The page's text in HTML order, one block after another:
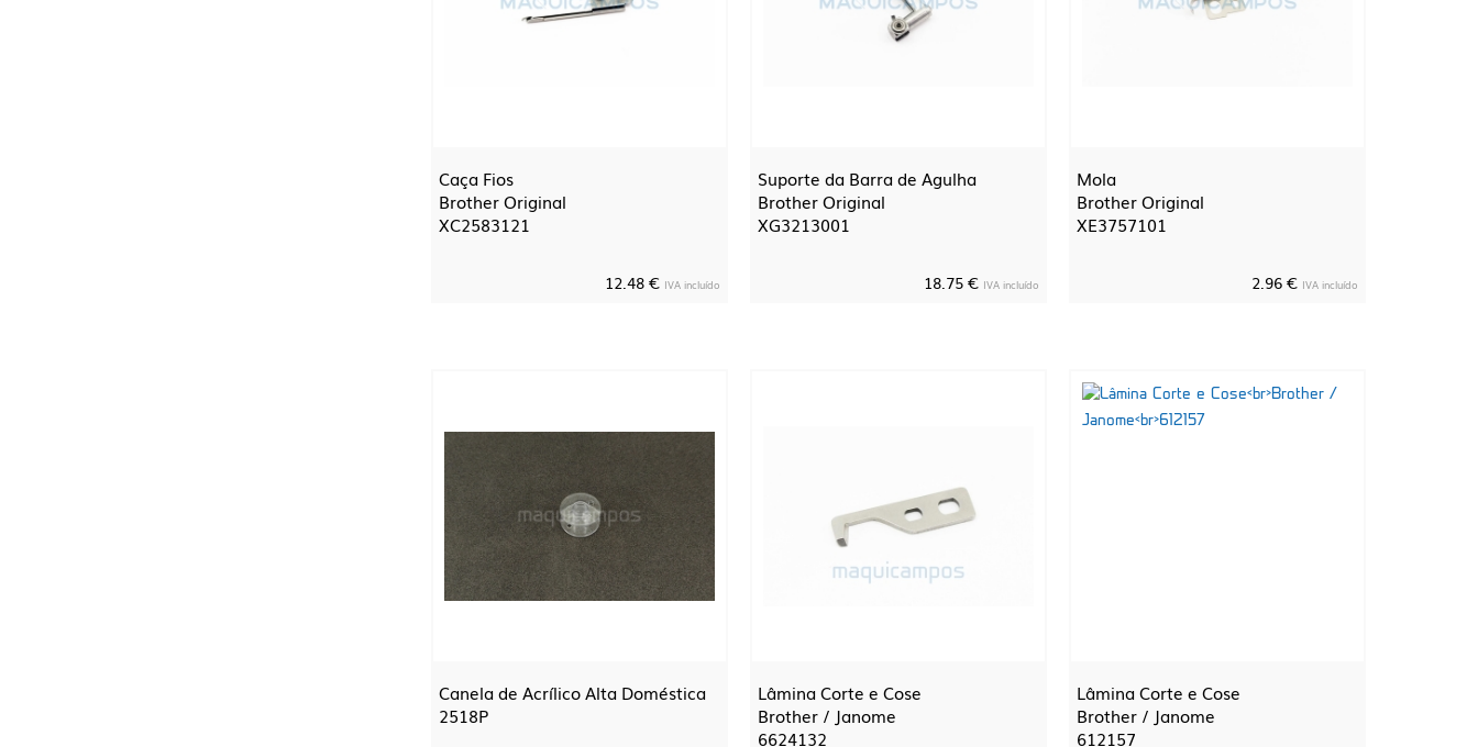
Caça Fios
Brother Original
XC2583121
12.48 € IVA incluído
Suporte da Barra de Agulha
Brother Original
XG3213001
18.75 € IVA incluído
Mola
Brother Original
XE3757101
2.96 € IVA incluído
Canela de Acrílico Alta Doméstica
2518P
Lâmina Corte e Cose
Brother / Janome
6624132
Lâmina Corte e Cose
Brother / Janome
612157